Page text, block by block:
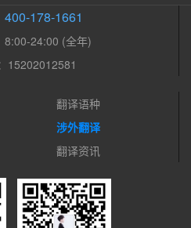
400-178-1661
8:00-24:00 (全年)
15202012581
翻译语种
涉外翻译
翻译资讯